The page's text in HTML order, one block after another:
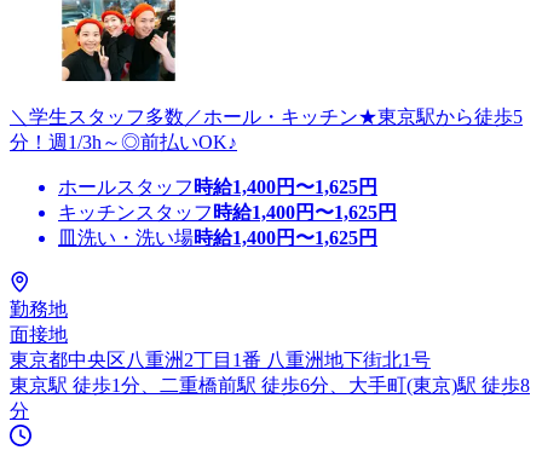
＼学生スタッフ多数／ホール・キッチン★東京駅から徒歩5
分！週1/3h～◎前払いOK♪
ホールスタッフ 時給1,400円〜1,625円
キッチンスタッフ 時給1,400円〜1,625円
皿洗い・洗い場時給1,400円〜1,625円
勤務地
面接地
東京都中央区八重洲2丁目1番 八重洲地下街北1号
東京駅 徒歩1分、二重橋前駅 徒歩6分、大手町(東京)駅 徒歩8
分